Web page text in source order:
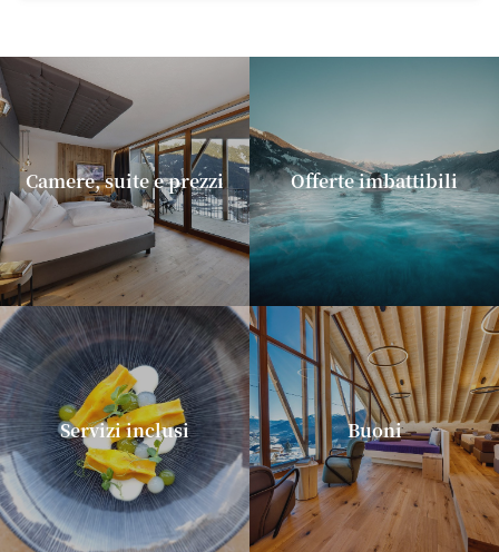
Camere, suite e prezzi Offerte imbattibili
Servizi inclusi Buoni